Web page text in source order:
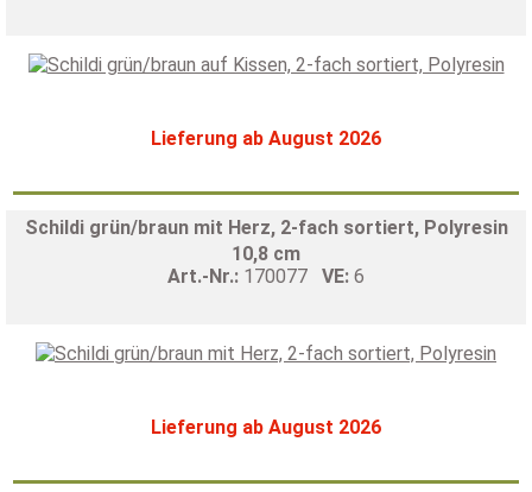
Lieferung ab August 2026
Schildi grün/braun mit Herz, 2-fach sortiert, Polyresin
10,8 cm
Art.-Nr.: 170077 VE: 6
Lieferung ab August 2026